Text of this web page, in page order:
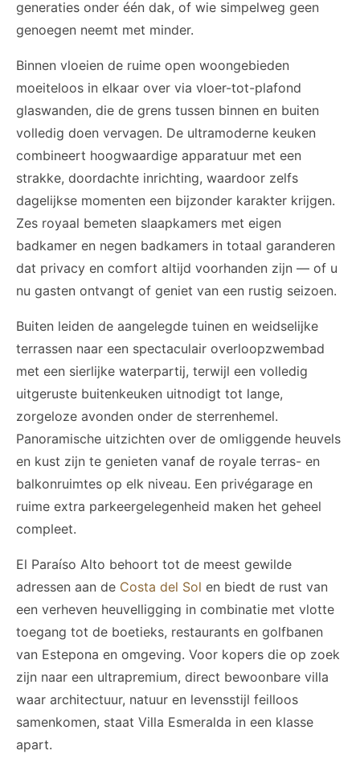
generaties onder één dak, of wie simpelweg geen
genoegen neemt met minder.
Binnen vloeien de ruime open woongebieden
moeiteloos in elkaar over via vloer-tot-plafond
glaswanden, die de grens tussen binnen en buiten
volledig doen vervagen. De ultramoderne keuken
combineert hoogwaardige apparatuur met een
strakke, doordachte inrichting, waardoor zelfs
dagelijkse momenten een bijzonder karakter krijgen.
Zes royaal bemeten slaapkamers met eigen
badkamer en negen badkamers in totaal garanderen
dat privacy en comfort altijd voorhanden zijn — of u
nu gasten ontvangt of geniet van een rustig seizoen.
Buiten leiden de aangelegde tuinen en weidselijke
terrassen naar een spectaculair overloopzwembad
met een sierlijke waterpartij, terwijl een volledig
uitgeruste buitenkeuken uitnodigt tot lange,
zorgeloze avonden onder de sterrenhemel.
Panoramische uitzichten over de omliggende heuvels
en kust zijn te genieten vanaf de royale terras- en
balkonruimtes op elk niveau. Een privégarage en
ruime extra parkeergelegenheid maken het geheel
compleet.
El Paraíso Alto behoort tot de meest gewilde
adressen aan de Costa del Sol en biedt de rust van
een verheven heuvelligging in combinatie met vlotte
toegang tot de boetieks, restaurants en golfbanen
van Estepona en omgeving. Voor kopers die op zoek
zijn naar een ultrapremium, direct bewoonbare villa
waar architectuur, natuur en levensstijl feilloos
samenkomen, staat Villa Esmeralda in een klasse
apart.